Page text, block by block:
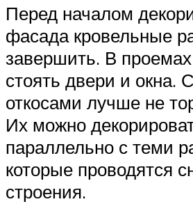
Перед началом
фасада кровельные
завершить. В
стоять двери и окна.
откосами лучше не
Их можно
параллельно с теми
которые проводятся
строения.